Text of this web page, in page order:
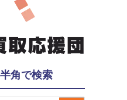
角で検索